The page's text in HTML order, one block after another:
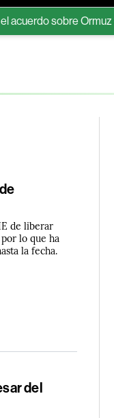
Ormuz eleve las
de liberar
lo que ha
la fecha.
del